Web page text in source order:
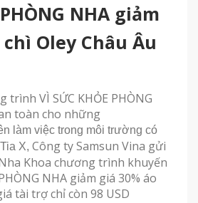
NHA giảm
Oley Châu Âu
VÌ SỨC KHỎE PHÒNG
toàn cho những
làm việc trong môi trường có
X, Công ty Samsun Vina gửi
Khoa chương trình khuyến
NHA giảm giá 30% áo
tài trợ chỉ còn 98 USD